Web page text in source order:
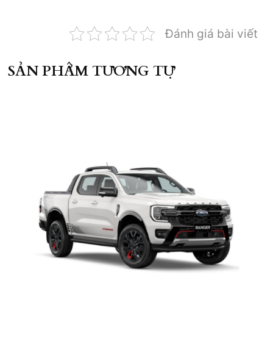
Đánh giá bài viết
SẢN PHẨM TƯƠNG TỰ